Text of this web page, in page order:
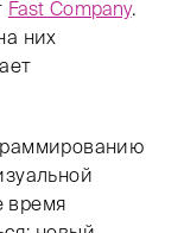
Fast Company.
них
время